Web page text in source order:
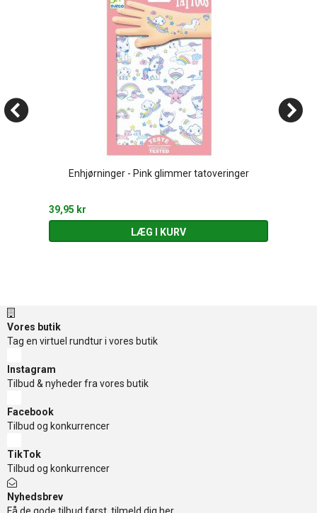
Enhjørninger - Pink glimmer tatoveringer
39,95 kr
LÆG I KURV
Vores butik
Tag en virtuel rundtur i vores butik
Instagram
Tilbud & nyheder fra vores butik
Facebook
Tilbud og konkurrencer
TikTok
Tilbud og konkurrencer
Nyhedsbrev